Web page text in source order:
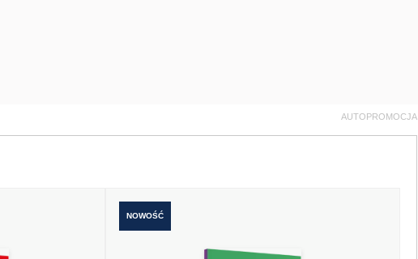
AUTOPROMOCJA
NOWOŚĆ